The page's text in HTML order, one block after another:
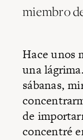
miembro
Hace unos
una
sábanas,
de
concentré